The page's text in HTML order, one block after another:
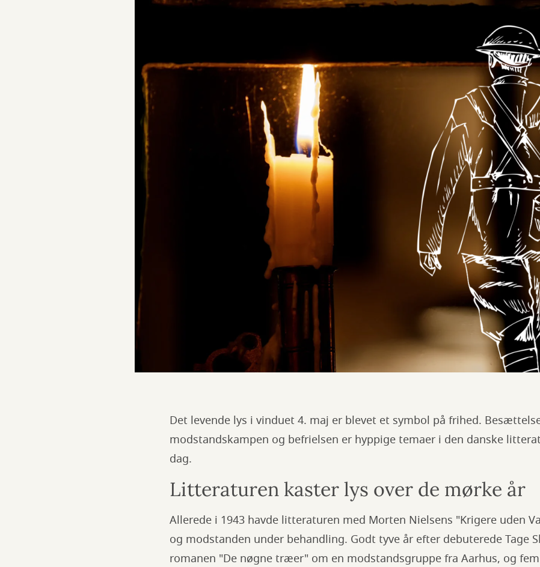
Det levende lys i vinduet 4. maj er blevet et symbol på frihed.
modstandskampen og befrielsen er hyppige temaer i den danske
dag.
Litteraturen kaster lys over de mørke år
Allerede i 1943 havde litteraturen med Morten Nielsens "Krigere uden
og modstanden under behandling. Godt tyve år efter debuterede Tage
romanen "De nøgne træer" om en modstandsgruppe fra Aarhus, og